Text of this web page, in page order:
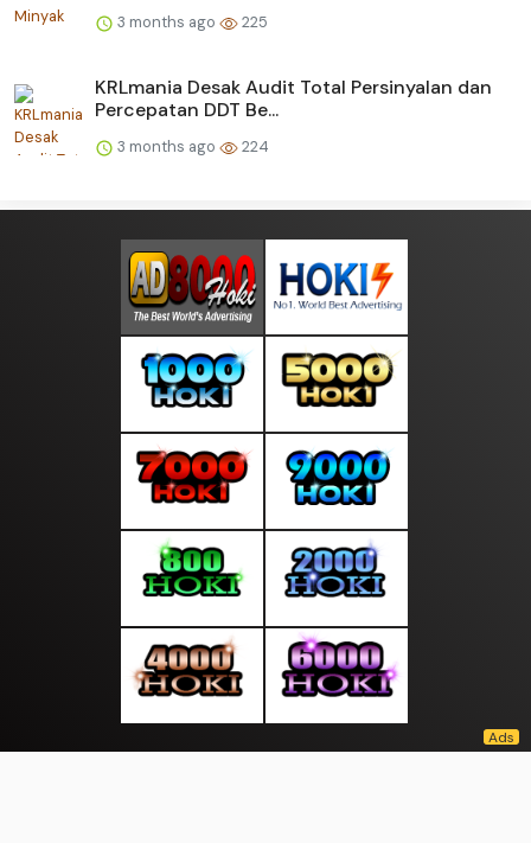
3 months ago 225
KRLmania Desak Audit Total Persinyalan dan
Percepatan DDT Be...
3 months ago 224